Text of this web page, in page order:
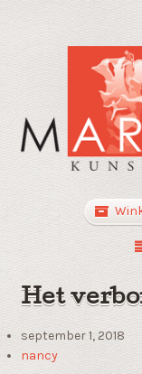
Het
september 1, 2018
nancy